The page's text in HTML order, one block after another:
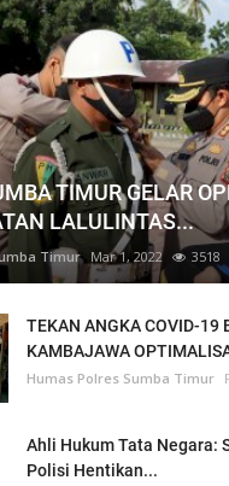
TIMUR GELAR
LALULINTAS...
Timur Mar 1, 2022 3518
TEKAN ANGKA COVID-19
KAMBAJAWA
Humas Polres Sumba Timur
Ahli Hukum Tata Negara:
Polisi Hentikan...